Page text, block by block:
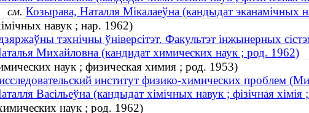
см. Козырава, Наталля Мікалаеўна (кандыдат эканамічных
навук ; нар. 1962)
тэхнічны ўніверсітэт. Факультэт інжынерных
Михайловна (кандидат химических наук ; род. 1962)
наук ; физическая химия ; род. 1953)
институт физико-химических проблем
Васiльеўна (кандыдат хімічных навук ; фізічная хімія
наук ; род. 1962)